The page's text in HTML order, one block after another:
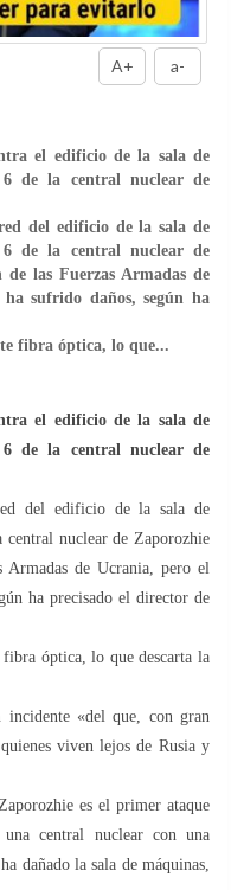
A+ a-
el edificio de la sala de
de la central nuclear de
del edificio de la sala de
de la central nuclear de
las Fuerzas Armadas de
sufrido daños, según ha
fibra óptica, lo que...
el edificio de la sala de
de la central nuclear de
del edificio de la sala de
central nuclear de Zaporozhie
Armadas de Ucrania, pero el
ha precisado el director de
óptica, lo que descarta la
«del que, con gran
viven lejos de Rusia y
es el primer ataque
central nuclear con una
dañado la sala de máquinas,